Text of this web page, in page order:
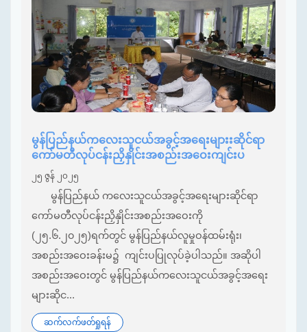
မွန်ပြည်နယ်ကလေးသူငယ်အခွင့်အရေးများးဆိုင်ရာ
ကော်မတီလုပ်ငန်းညှိနှိုင်းအစည်းအဝေးကျင်းပ
၂၅ ဇွန် ၂၀၂၅
မွန်ပြည်နယ် ကလေးသူငယ်အခွင့်အရေးများဆိုင်ရာ
ကော်မတီလုပ်ငန်းညှိနှိုင်းအစည်းအဝေးကို
(၂၅.၆.၂၀၂၅)ရက်တွင် မွန်ပြည်နယ်လူမှုဝန်ထမ်းရုံး၊
အစည်းအဝေးခန်းမ၌ ကျင်းပပြုလုပ်ခဲ့ပါသည်။ အဆိုပါ
အစည်းအဝေးတွင် မွန်ပြည်နယ်ကလေးသူငယ်အခွင့်အရေး
များဆိုင...
ဆက်လက်ဖတ်ရှုရန်